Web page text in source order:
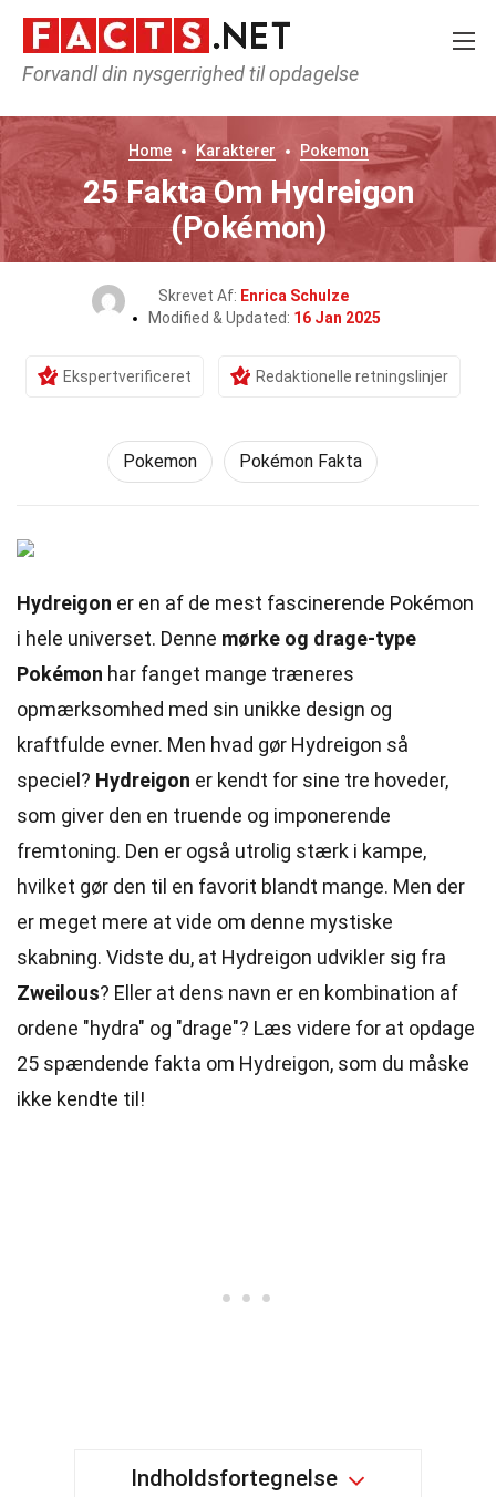
Forvandl din nysgerrighed til opdagelse
Home Karakterer Pokemon
25 Fakta Om Hydreigon
(Pokémon)
Skrevet Af: Enrica Schulze
Modified & Updated: 16 Jan 2025
Ekspertverificeret Redaktionelle retningslinjer
Pokemon Pokémon Fakta
Hydreigon er en af de mest fascinerende Pokémon
i hele universet. Denne mørke og drage-type
Pokémon har fanget mange træneres
opmærksomhed med sin unikke design og
kraftfulde evner. Men hvad gør Hydreigon så
speciel? Hydreigon er kendt for sine tre hoveder,
som giver den en truende og imponerende
fremtoning. Den er også utrolig stærk i kampe,
hvilket gør den til en favorit blandt mange. Men der
er meget mere at vide om denne mystiske
skabning. Vidste du, at Hydreigon udvikler sig fra
Zweilous? Eller at dens navn er en kombination af
ordene "hydra" og "drage"? Læs videre for at opdage
25 spændende fakta om Hydreigon, som du måske
ikke kendte til!
Indholdsfortegnelse